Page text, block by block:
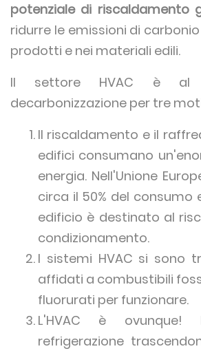
potenziale di riscaldamento
ridurre le emissioni di
prodotti e nei materiali edili.
Il settore HVAC è al
decarbonizzazione per tre
Il riscaldamento e il
edifici consumano
energia. Nell'Unione
circa il 50% del consumo
edificio è destinato al
condizionamento.
I sistemi HVAC si sono
affidati a combustibili
fluorurati per funzionare.
L'HVAC è ovunque!
refrigerazione